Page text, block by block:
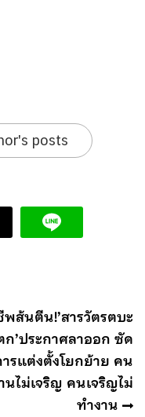
posts
พส้นตีน!’สารวัตรตบะ
’ประกาศลาออก ซัด
รแต่งตั้งโยกย้าย คน
นไม่เจริญ คนเจริญไม่
ทำงาน